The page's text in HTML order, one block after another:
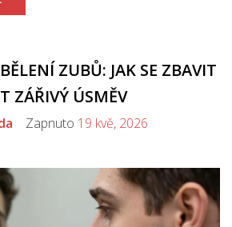
ZUBŮ: JAK SE ZBAVIT
ZÁŘIVÝ ÚSMĚV
Zapnuto 19 kvě, 2026